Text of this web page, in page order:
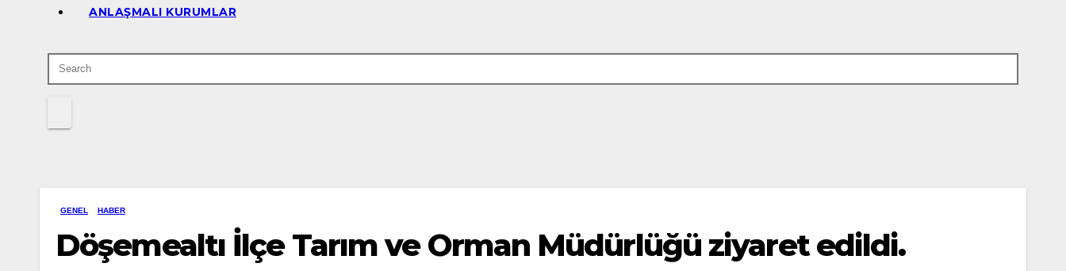
ANLAŞMALI KURUMLAR
GENEL HABER
Döşemealtı İlçe Tarım ve Orman Müdürlüğü ziyaret edildi.